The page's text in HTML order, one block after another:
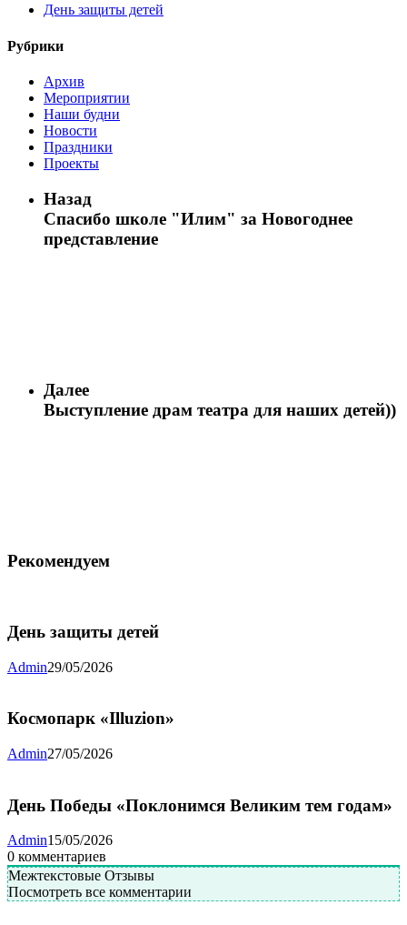
День защиты детей
Рубрики
Архив
Мероприятии
Наши будни
Новости
Праздники
Проекты
Назад
Спасибо школе "Илим" за Новогоднее
представление
Далее
Выступление драм театра для наших детей))
Рекомендуем
День защиты детей
Admin29/05/2026
Космопарк «Illuzion»
Admin27/05/2026
День Победы «Поклонимся Великим тем годам»
Admin15/05/2026
0 комментариев
Межтекстовые Отзывы
Посмотреть все комментарии